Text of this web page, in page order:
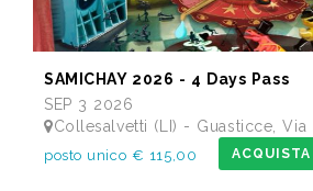
SAMICHAY 2026 - 4 Days Pass
SEP 3 2026
Collesalvetti (LI) - Guasticce, Via delle Vedute SNC - Lago
posto unico € 115,00 ACQUISTA